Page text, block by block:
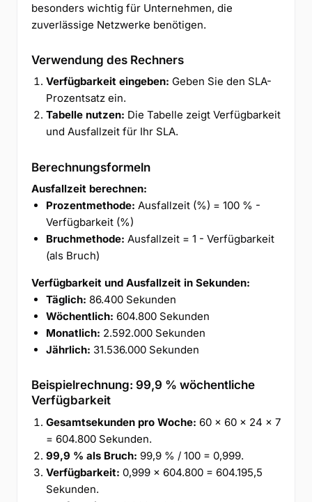
besonders wichtig für Unternehmen, die
zuverlässige Netzwerke benötigen.
Verwendung des Rechners
Verfügbarkeit eingeben: Geben Sie den SLA-
Prozentsatz ein.
Tabelle nutzen: Die Tabelle zeigt Verfügbarkeit
und Ausfallzeit für Ihr SLA.
Berechnungsformeln
Ausfallzeit berechnen:
Prozentmethode: Ausfallzeit (%) = 100 % -
Verfügbarkeit (%)
Bruchmethode: Ausfallzeit = 1 - Verfügbarkeit
(als Bruch)
Verfügbarkeit und Ausfallzeit in Sekunden:
Täglich: 86.400 Sekunden
Wöchentlich: 604.800 Sekunden
Monatlich: 2.592.000 Sekunden
Jährlich: 31.536.000 Sekunden
Beispielrechnung: 99,9 % wöchentliche
Verfügbarkeit
Gesamtsekunden pro Woche: 60 × 60 × 24 × 7
= 604.800 Sekunden.
99,9 % als Bruch: 99,9 % / 100 = 0,999.
Verfügbarkeit: 0,999 × 604.800 = 604.195,5
Sekunden.